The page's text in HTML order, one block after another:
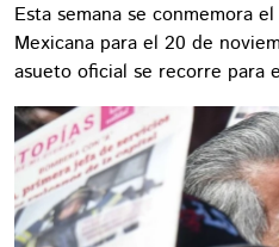
Esta semana se conmemora
Mexicana para el 20 de
asueto oficial se recorre para